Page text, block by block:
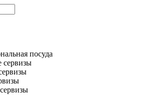
посуда
сервизы